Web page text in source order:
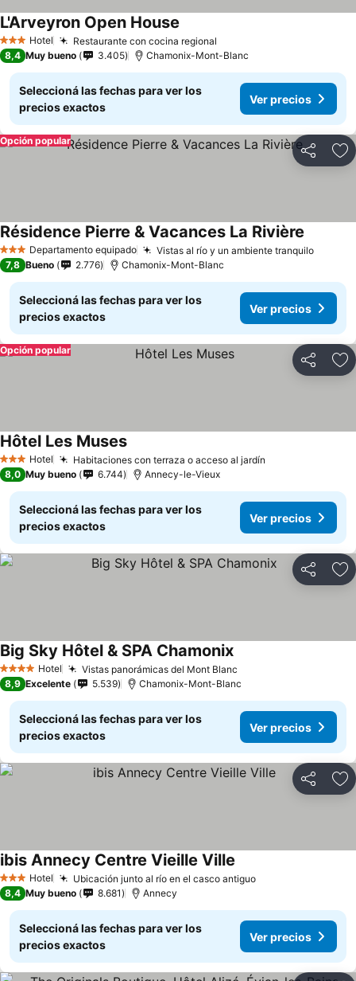
3 Estrellas
Hotel Restaurante con cocina regional
L'Arveyron Open House
8,4 Muy bueno 3.405 Chamonix-Mont-Blanc
Seleccioná las fechas para ver los
precios exactos
Ver precios
Compartir
Opción popular
3 EstrellasDepartamento equipado Vistas al río y un ambiente tranquiloVer
Résidence Pierre & Vacances La Rivière
7,8 Bueno 2.776 Chamonix-Mont-Blanc
Seleccioná las fechas para ver los
precios exactos
Ver precios
Compartir
Opción popular
3 Estrellas
Hotel Habitaciones con terraza o acceso al jardín
Hôtel Les MusesVer precios
8,0 Muy bueno 6.744 Annecy-le-Vieux
Seleccioná las fechas para ver los
precios exactos
Ver precios
Compartir
4 EstrellasHotel Vistas panorámicas del Mont Blanc
Big Sky Hôtel & SPA ChamonixVer precios
8,9 Excelente 5.539 Chamonix-Mont-Blanc
Seleccioná las fechas para ver los
precios exactos
Ver precios
Compartir
3 Estrellas
Hotel Ubicación junto al río en el casco antiguoVer precios
ibis Annecy Centre Vieille Ville
8,4 Muy bueno 8.681 Annecy
Seleccioná las fechas para ver los
precios exactos
Ver precios